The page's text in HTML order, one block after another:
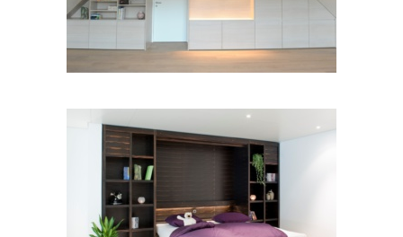
Gestelle 01